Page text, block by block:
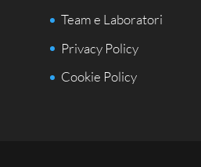
Team e Laboratori
Privacy Policy
Cookie Policy